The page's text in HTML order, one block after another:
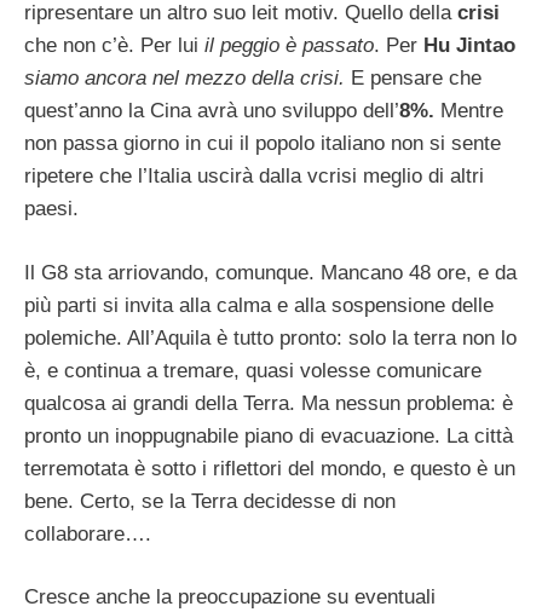
ripresentare un altro suo leit motiv. Quello della crisi
che non c’è. Per lui il peggio è passato. Per Hu Jintao
siamo ancora nel mezzo della crisi. E pensare che
quest’anno la Cina avrà uno sviluppo dell’8%. Mentre
non passa giorno in cui il popolo italiano non si sente
ripetere che l’Italia uscirà dalla vcrisi meglio di altri
paesi.
Il G8 sta arriovando, comunque. Mancano 48 ore, e da
più parti si invita alla calma e alla sospensione delle
polemiche. All’Aquila è tutto pronto: solo la terra non lo
è, e continua a tremare, quasi volesse comunicare
qualcosa ai grandi della Terra. Ma nessun problema: è
pronto un inoppugnabile piano di evacuazione. La città
terremotata è sotto i riflettori del mondo, e questo è un
bene. Certo, se la Terra decidesse di non
collaborare….
Cresce anche la preoccupazione su eventuali